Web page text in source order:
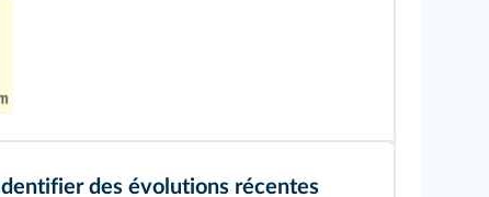
Identifier des évolutions récentes